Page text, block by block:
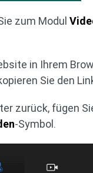
zum Modul
in Ihrem
Sie den
zurück, fügen
-Symbol.